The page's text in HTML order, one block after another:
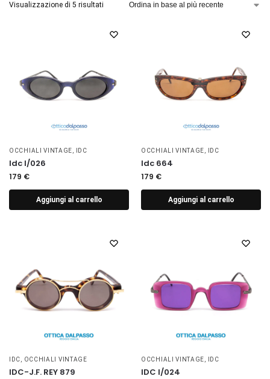
Visualizzazione di 5 risultati
OCCHIALI VINTAGE IDC
Idc I/026
179 €
Aggiungi al carrello
OCCHIALI VINTAGE IDC
Idc 664
179 €
Aggiungi al carrello
IDC OCCHIALI VINTAGE
IDC-J.F. REY 879
OCCHIALI VINTAGE IDC
IDC I/024